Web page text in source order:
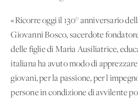
«Ricorre oggi il 130° anniversario
Giovanni Bosco, sacerdote
delle figlie di Maria Ausiliatrice,
italiana ha avuto modo di
giovani, per la passione, per
persone in condizione di avvilente